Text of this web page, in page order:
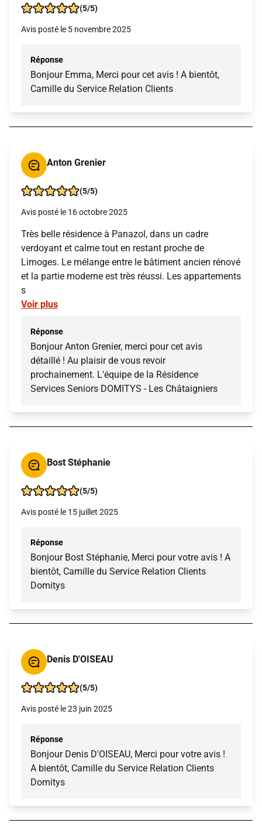
(5/5)
Avis posté le 5 novembre 2025
Réponse
Bonjour Emma, Merci pour cet avis ! A bientôt,
Camille du Service Relation Clients
Anton Grenier
(5/5)
Avis posté le 16 octobre 2025
Très belle résidence à Panazol, dans un cadre
verdoyant et calme tout en restant proche de
Limoges. Le mélange entre le bâtiment ancien rénové
et la partie moderne est très réussi. Les appartements
s
Voir plus
Réponse
Bonjour Anton Grenier, merci pour cet avis
détaillé ! Au plaisir de vous revoir
prochainement. L'équipe de la Résidence
Services Seniors DOMITYS - Les Châtaigniers
Bost Stéphanie
(5/5)
Avis posté le 15 juillet 2025
Réponse
Bonjour Bost Stéphanie, Merci pour votre avis ! A
bientôt, Camille du Service Relation Clients
Domitys
Denis D'OISEAU
(5/5)
Avis posté le 23 juin 2025
Réponse
Bonjour Denis D'OISEAU, Merci pour votre avis !
A bientôt, Camille du Service Relation Clients
Domitys